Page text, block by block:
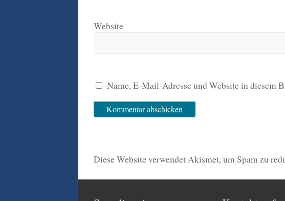
Website
Name, E-Mail-Adresse und Website in diesem
Diese Website verwendet Akismet, um Spam zu